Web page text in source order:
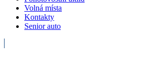
Volná místa
Kontakty
Senior auto